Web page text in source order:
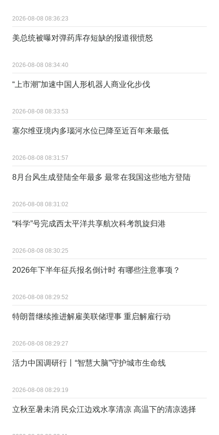
2026-08-08 08:36:23
美总统被曝对弹药库存短缺的报道很愤怒
2026-08-08 08:34:40
“上市潮”加速中国人形机器人商业化步伐
2026-08-08 08:33:53
塞尔维亚境内多瑙河水位已降至近百年来最低
2026-08-08 08:31:57
8月台风生成登陆全年最多 最常在我国这些地方登陆
2026-08-08 08:31:02
“科学”号完成西太平洋共享航次科考凯旋归港
2026-08-08 08:30:25
2026年下半年征兵报名倒计时 有哪些注意事项？
2026-08-08 08:29:52
特朗普继续推进解雇美联储理事 重启解雇行动
2026-08-08 08:29:27
活力中国调研行丨“智慧大脑”守护城市生命线
2026-08-08 08:29:19
立秋至暑未消 民众江边戏水享清凉 高温下的清凉选择